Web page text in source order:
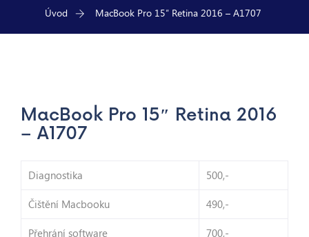
Úvod MacBook Pro 15″ Retina 2016 – A1707
MacBook Pro 15″ Retina 2016
– A1707
Diagnostika 500,-
Čištění Macbooku 490,-
Přehrání software 700,-